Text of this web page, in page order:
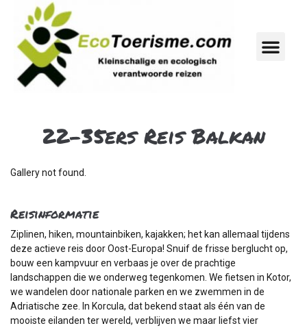
22-35ers Reis Balkan
Gallery not found.
Reisinformatie
Ziplinen, hiken, mountainbiken, kajakken; het kan allemaal tijdens
deze actieve reis door Oost-Europa! Snuif de frisse berglucht op,
bouw een kampvuur en verbaas je over de prachtige
landschappen die we onderweg tegenkomen. We fietsen in Kotor,
we wandelen door nationale parken en we zwemmen in de
Adriatische zee. In Korcula, dat bekend staat als één van de
mooiste eilanden ter wereld, verblijven we maar liefst vier